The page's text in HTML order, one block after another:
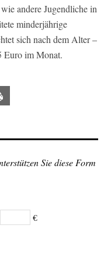
andere Jugendliche in
minderjährige
sich nach dem Alter –
Euro im Monat.
Sie diese Form
€